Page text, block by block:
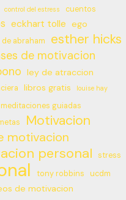
control del estress cuentos
eckhart tolle ego
abraham esther hicks
de motivacion
ley de atraccion
libros gratis louise hay
meditaciones guiadas
Motivacion
motivacion
personal stress
tony robbins
ucdm
de motivacion